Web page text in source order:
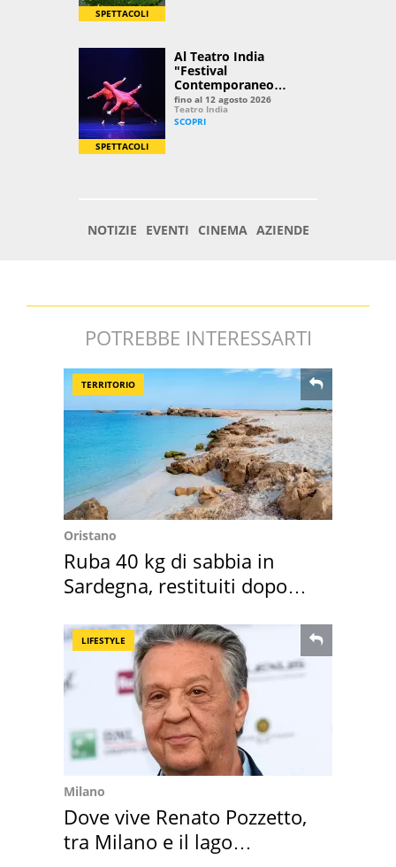
POTREBBE INTERESSARTI
TERRITORIO
Oristano
Ruba 40 kg di sabbia in
Sardegna, restituiti dopo
LIFESTYLE
Milano
Dove vive Renato Pozzetto,
tra Milano e il lago